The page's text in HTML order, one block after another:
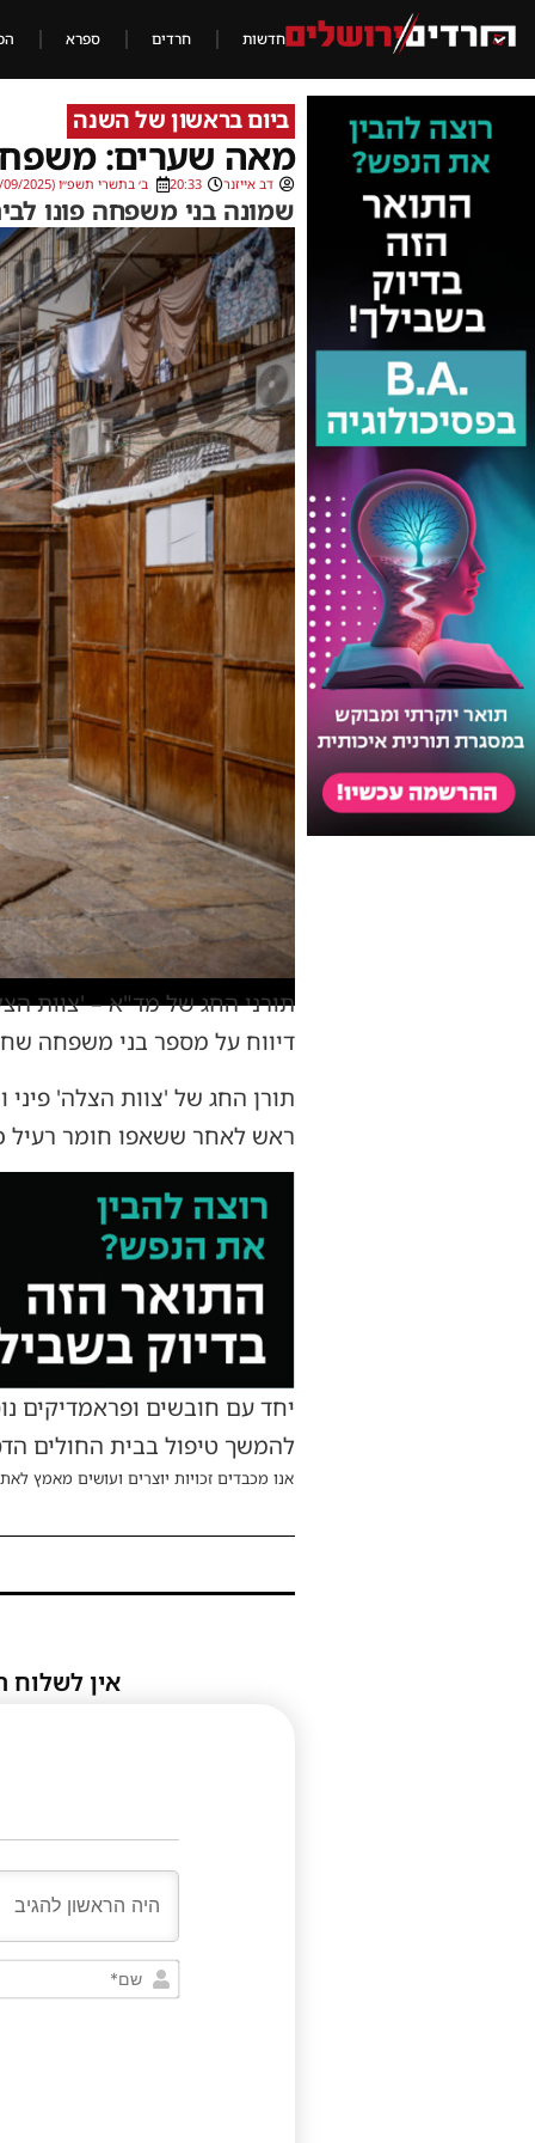
חדשות חרדים ספרא
ביום בראשון של השנה
מאה שערים:
דב אייזנר 20:33 ב׳ בתשרי תשפ״ו (24/09/2025)
שמונה בני משפחה פונו
תורני החג של מד"א – 'צוות
דיווח על מספר בני משפחה
ראש לאחר ששאפו חומר רעיל
יחד עם חובשים ופראמדיקים
להמשך טיפול בבית החולים
אנו מכבדים זכויות יוצרים ועושים מאמץ
אין לשלוח